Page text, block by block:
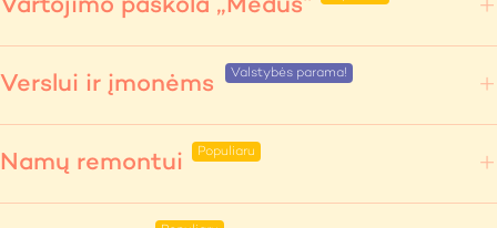
Vartojimo paskola „Medus“
Verslui ir įmonėms
Namų remontui